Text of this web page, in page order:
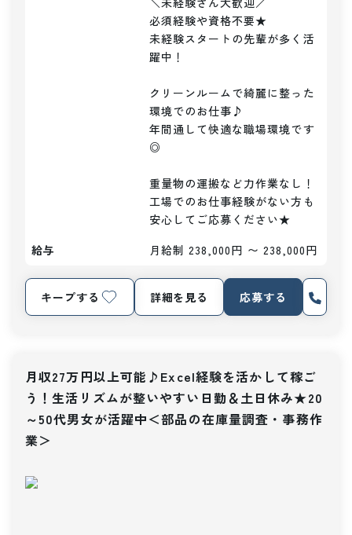
必須経験や資格不要★
未経験スタートの先輩が多く活
躍中！
クリーンルームで綺麗に整った
環境でのお仕事♪
年間通して快適な職場環境です
◎
重量物の運搬など力作業なし！
工場でのお仕事経験がない方も
安心してご応募ください★
給与
月給制 238,000円 〜 238,000円
キープする 詳細を見る 応募する
月収27万円以上可能♪Excel経験を活かして稼ご
う！生活リズムが整いやすい日勤＆土日休み★20
～50代男女が活躍中＜部品の在庫量調査・事務作
業＞